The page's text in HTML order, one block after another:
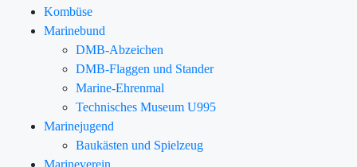
Kombüse
Marinebund
DMB-Abzeichen
DMB-Flaggen und Stander
Marine-Ehrenmal
Technisches Museum U995
Marinejugend
Baukästen und Spielzeug
Marineverein